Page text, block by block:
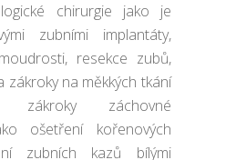
chirurgie jako je
zubními implantáty,
resekce zubů,
zákroky na měkkých tkání
zákroky záchovné
ošetření kořenových
zubních kazů bílými